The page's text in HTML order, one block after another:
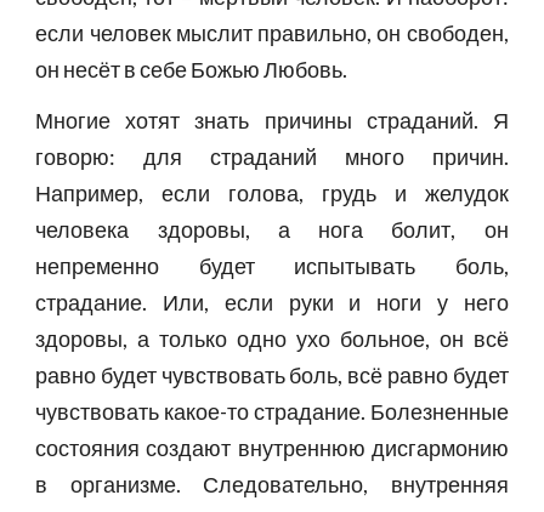
если человек мыслит правильно, он свободен,
он несёт в себе Божью Любовь.
Многие хотят знать причины страданий. Я
говорю: для страданий много причин.
Например, если голова, грудь и желудок
человека здоровы, а нога болит, он
непременно будет испытывать боль,
страдание. Или, если руки и ноги у него
здоровы, а только одно ухо больное, он всё
равно будет чувствовать боль, всё равно будет
чувствовать какое-то страдание. Болезненные
состояния создают внутреннюю дисгармонию
в организме. Следовательно, внутренняя